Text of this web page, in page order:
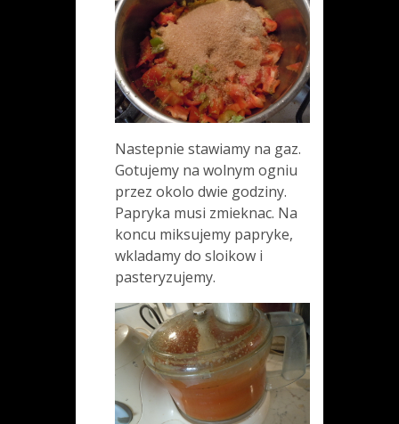
Nastepnie stawiamy na gaz.
Gotujemy na wolnym ogniu
przez okolo dwie godziny.
Papryka musi zmieknac. Na
koncu miksujemy papryke,
wkladamy do sloikow i
pasteryzujemy.